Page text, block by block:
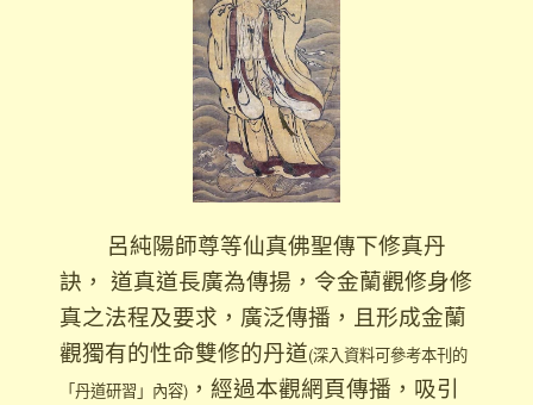
呂純陽師尊等仙真佛聖傳下修真丹
訣， 道真道長廣為傳揚，令金蘭觀修身修
真之法程及要求，廣泛傳播，且形成金蘭
觀獨有的性命雙修的丹道(深入資料可參考本刊的
「丹道研習」內容) ，經過本觀網頁傳播，吸引